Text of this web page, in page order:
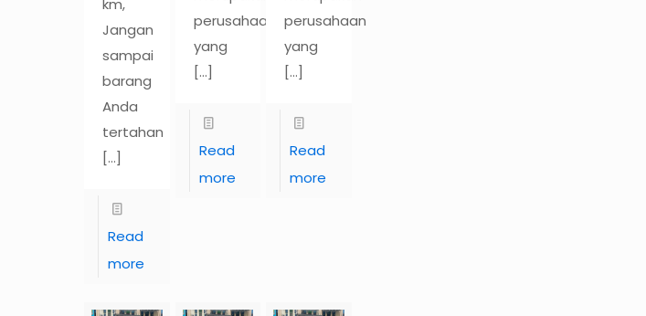
km,
Jangan
sampai
barang
Anda
tertahan
[…]
Read
more
perusahaan
yang
[…]
Read
more
perusahaan
yang
[…]
Read
more